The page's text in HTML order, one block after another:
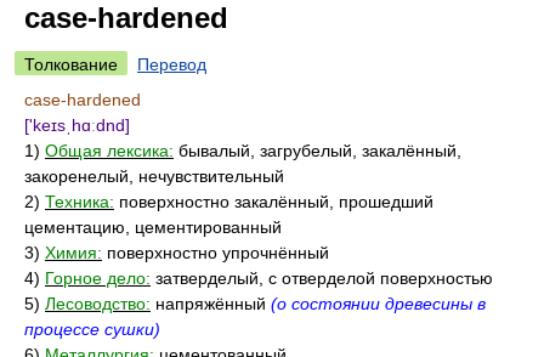
case-hardened
Толкование
Перевод
case-hardened
['keɪsˌhɑːdnd]
1) Общая лексика: бывалый, загрубелый, закалённый,
закоренелый, нечувствительный
2) Техника: поверхностно закалённый, прошедший
цементацию, цементированный
3) Химия: поверхностно упрочнённый
4) Горное дело: затверделый, с отверделой поверхностью
5) Лесоводство: напряжённый (о состоянии древесины в
процессе сушки)